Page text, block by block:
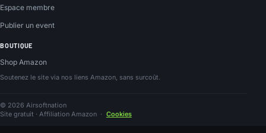
Espace membre
Publier un event
BOUTIQUE
Shop Amazon
Soutenez le site via nos liens Amazon, sans surcoût.
© 2026 Airsoftnation
Site gratuit · Affiliation Amazon · Cookies